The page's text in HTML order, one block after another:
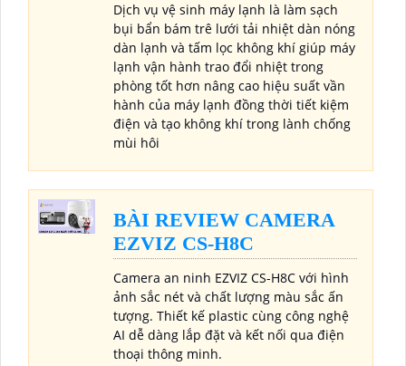
Dịch vụ vệ sinh máy lạnh là làm sạch
bụi bẩn bám trê lưới tải nhiệt dàn nóng
dàn lạnh và tấm lọc không khí giúp máy
lạnh vận hành trao đổi nhiệt trong
phòng tốt hơn nâng cao hiệu suất vần
hành của máy lạnh đồng thời tiết kiệm
điện và tạo không khí trong lành chống
mùi hôi
BÀI REVIEW CAMERA
EZVIZ CS-H8C
Camera an ninh EZVIZ CS-H8C với hình
ảnh sắc nét và chất lượng màu sắc ấn
tượng. Thiết kế plastic cùng công nghệ
AI dễ dàng lắp đặt và kết nối qua điện
thoại thông minh.